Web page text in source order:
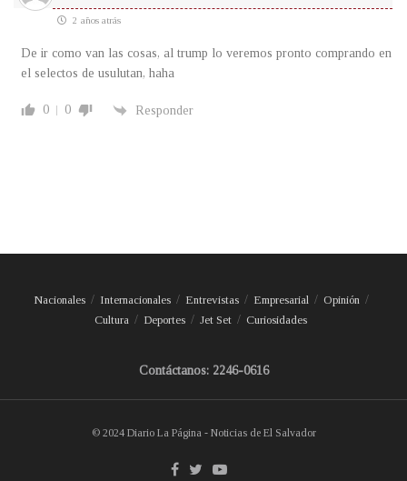
2 años atrás
De ir como van las cosas, al trump lo veremos pronto comprando en
el selectos de usulutan, haha
0 0 Responder
Nacionales Internacionales Entrevistas Empresarial
Opinión
Cultura
Deportes Jet Set Curiosidades
Contáctanos: 2246-0616
© 2024 Diario La Página - Noticias de El Salvador